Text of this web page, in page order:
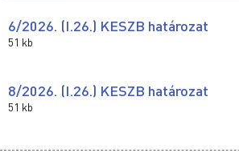
6/2026. (I.26.) KESZB határozat
51 kb
8/2026. (I.26.) KESZB határozat
51 kb